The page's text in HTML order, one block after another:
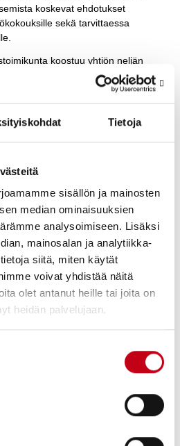
Tietoja
sisällön ja mainosten
median ominaisuuksien
analysoimiseen. Lisäksi
mainosalan ja analytiikka-
siitä, miten käytät
voivat yhdistää näitä
olet antanut heille tai joita on
heidän palvelujaan.
koskevat ehdotukset
sekä tarvittaessa
koostuu yhtiön neljän
nimeämistä edustajista.
jäsenten nimeämisoikeus on
joiden osuus yhtiön
äänistä Euroclear Finland Oy:n
Harvia Oyj:n osakkeenomistajien
jäsen
Oy, toimitusjohtaja
puheenjohtaja
Eläkevakuutusyhtiö Ilmarinen,
puheenjohtaja, toimii
olematta toimikunnan jäsen.
toimittaa yhtiön hallitukselle